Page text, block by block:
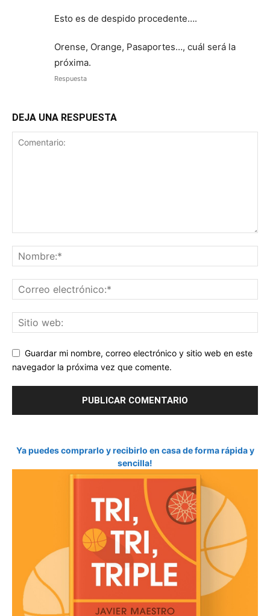
Esto es de despido procedente….
Orense, Orange, Pasaportes…, cuál será la
próxima.
Respuesta
DEJA UNA RESPUESTA
Guardar mi nombre, correo electrónico y sitio web en este
navegador la próxima vez que comente.
Ya puedes comprarlo y recibirlo en casa de forma rápida y
sencilla!